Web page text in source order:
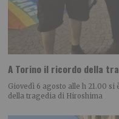
A Torino il ricordo della
Giovedì 6 agosto alle h 21.00
della tragedia di Hiroshima